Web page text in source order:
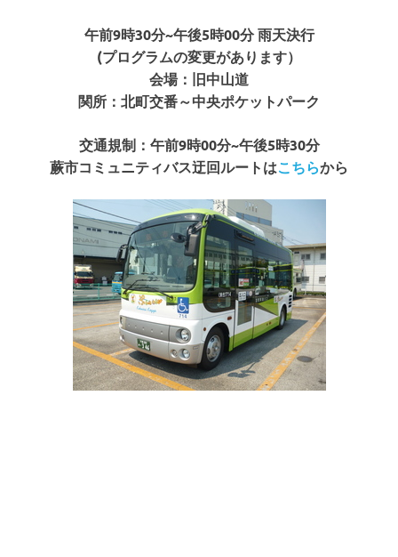
午前9時30分~午後5時00分 雨天決行
(プログラムの変更があります）
会場：旧中山道
関所：北町交番～中央ポケットパーク
交通規制：午前9時00分~午後5時30分
蕨市コミュニティバス迂回ルートはこちらから